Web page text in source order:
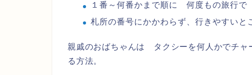
１番～何番かまで順に 何度もの旅行
札所の番号にかかわらず、行きやすい
親戚のおばちゃんは タクシーを何人かでチャ
る方法。